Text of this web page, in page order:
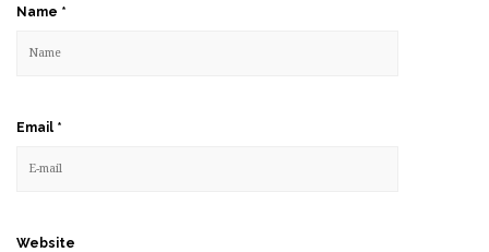
Name *
Email *
Website